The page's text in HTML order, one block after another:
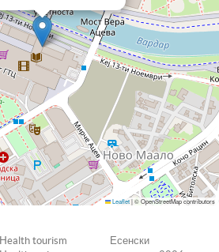
Leaflet|© OpenStreetMap contributors
Health tourism
Есенски